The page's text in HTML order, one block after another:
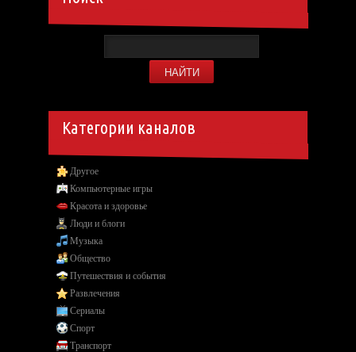
Категории каналов
Другое
Компьютерные игры
Красота и здоровье
Люди и блоги
Музыка
Общество
Путешествия и события
Развлечения
Сериалы
Спорт
Транспорт